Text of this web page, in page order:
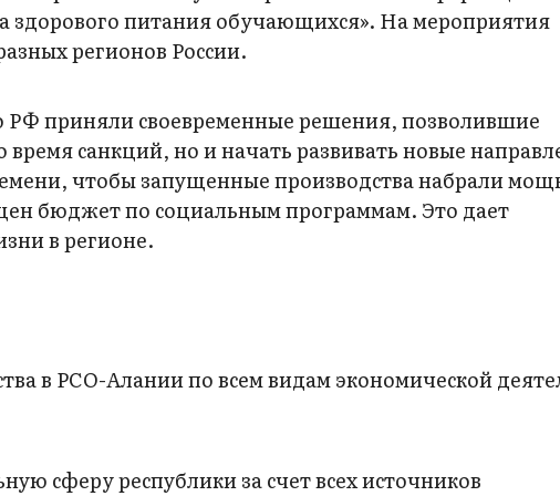
здорового питания обучающихся». На мероприятия
регионов России.
РФ приняли своевременные решения, позволившие
время санкций, но и начать развивать новые
чтобы запущенные производства набрали
бюджет по социальным программам. Это дает
в регионе.
в РСО-Алании по всем видам экономической
сферу республики за счет всех источников